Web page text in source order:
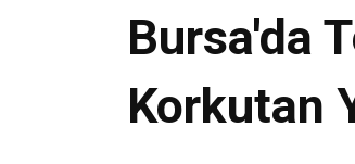
Bursa'da
Korkutan